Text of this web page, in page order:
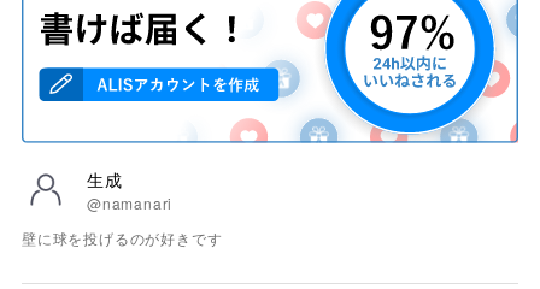
生成
@namanari
壁に球を投げるのが好きです